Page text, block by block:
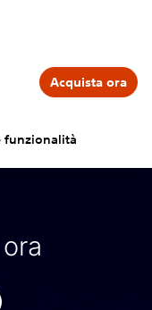
funzionalità
Acquista ora